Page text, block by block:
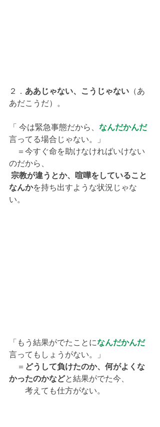
２． ああじゃない、こうじゃない （あ
あだこうだ）。
「 今は緊急事態だから、 なんだかんだ
言ってる場合じゃない。」
＝今すぐ命を助けなければいけない
のだから、
宗教が違うとか、喧嘩をしていること
なんかを持ち出すような状況じゃな
い。
「もう結果がでたことになんだかんだ
言ってもしょうがない。」
＝ どうして負けたのか、何がよくな
かったのかなどと結果がでた今、
考えても仕方がない。